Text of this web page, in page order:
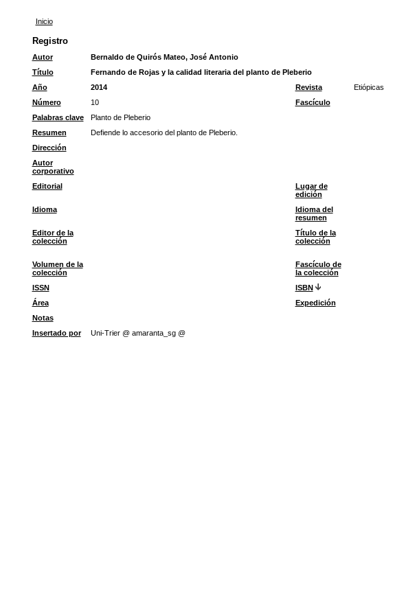
Inicio
Registro
Autor
Bernaldo de Quirós Mateo, José Antonio
Título
Fernando de Rojas y la calidad literaria del planto de Pleberio
Año
2014 Revista Etiópicas
Número
10 Fascículo
Palabras clave
Planto de Pleberio
Resumen
Defiende lo accesorio del planto de Pleberio.
Dirección
Autor
corporativo
Editorial
Lugar de
edición
Idioma
Idioma del
resumen
Editor de la
colección
Título de la
colección
Volumen de la
colección
Fascículo de
la colección
ISSN ISBN
Área
Expedición
Notas
Insertado por
Uni-Trier @ amaranta_sg @